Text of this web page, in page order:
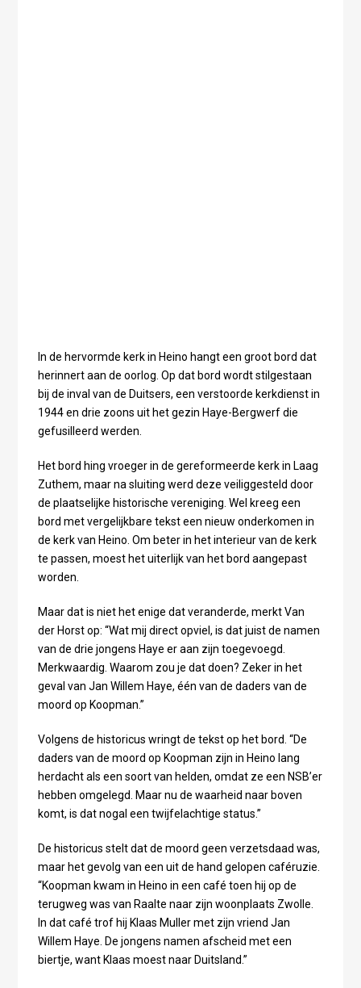
In de hervormde kerk in Heino hangt een groot bord dat
herinnert aan de oorlog. Op dat bord wordt stilgestaan
bij de inval van de Duitsers, een verstoorde kerkdienst in
1944 en drie zoons uit het gezin Haye-Bergwerf die
gefusilleerd werden.
Het bord hing vroeger in de gereformeerde kerk in Laag
Zuthem, maar na sluiting werd deze veiliggesteld door
de plaatselijke historische vereniging. Wel kreeg een
bord met vergelijkbare tekst een nieuw onderkomen in
de kerk van Heino. Om beter in het interieur van de kerk
te passen, moest het uiterlijk van het bord aangepast
worden.
Maar dat is niet het enige dat veranderde, merkt Van
der Horst op: “Wat mij direct opviel, is dat juist de namen
van de drie jongens Haye er aan zijn toegevoegd.
Merkwaardig. Waarom zou je dat doen? Zeker in het
geval van Jan Willem Haye, één van de daders van de
moord op Koopman.”
Volgens de historicus wringt de tekst op het bord. “De
daders van de moord op Koopman zijn in Heino lang
herdacht als een soort van helden, omdat ze een NSB’er
hebben omgelegd. Maar nu de waarheid naar boven
komt, is dat nogal een twijfelachtige status.”
De historicus stelt dat de moord geen verzetsdaad was,
maar het gevolg van een uit de hand gelopen caféruzie.
“Koopman kwam in Heino in een café toen hij op de
terugweg was van Raalte naar zijn woonplaats Zwolle.
In dat café trof hij Klaas Muller met zijn vriend Jan
Willem Haye. De jongens namen afscheid met een
biertje, want Klaas moest naar Duitsland.”